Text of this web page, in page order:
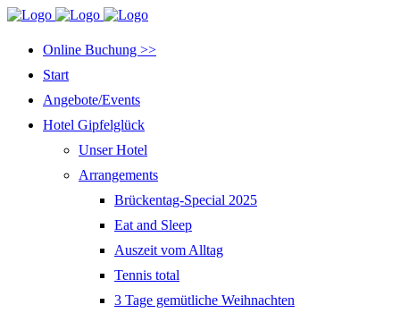
Online Buchung >>
Start
Angebote/Events
Hotel Gipfelglück
Unser Hotel
Arrangements
Brückentag-Special 2025
Eat and Sleep
Auszeit vom Alltag
Tennis total
3 Tage gemütliche Weihnachten